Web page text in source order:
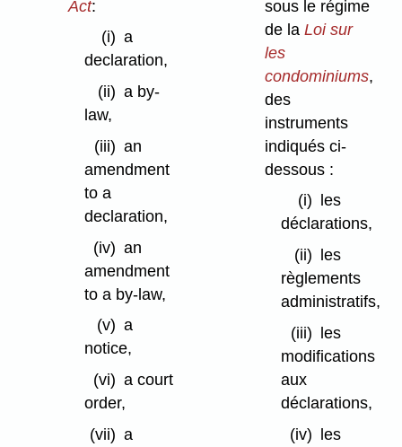
Act:
(i) a
declaration,
(ii) a by-
law,
(iii) an
amendment
to a
declaration,
(iv) an
amendment
to a by-law,
(v) a
notice,
(vi) a court
order,
(vii) a
sous le régime
de laLoi sur
les
condominiums,
des
instruments
indiqués ci-
dessous :
(i)
les
déclarations,
(ii)
les
règlements
administratifs,
(iii) les
modifications
aux
déclarations,
(iv) les